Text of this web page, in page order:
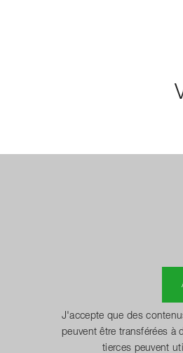
J'accepte que des
peuvent être transférées à
tierces peuvent